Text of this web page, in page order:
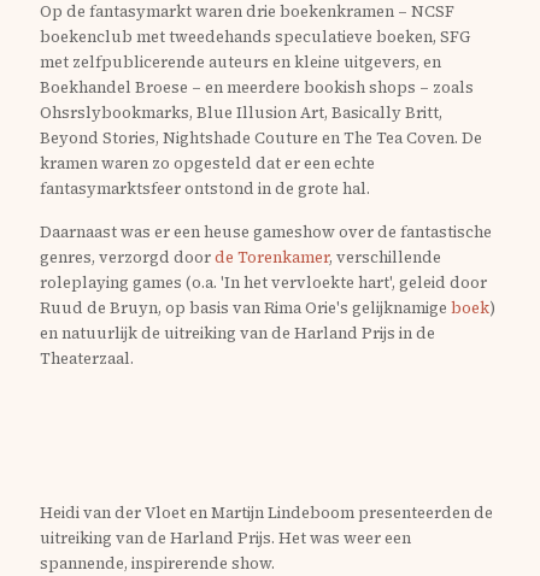
Op de fantasymarkt waren drie boekenkramen – NCSF
boekenclub met tweedehands speculatieve boeken, SFG
met zelfpublicerende auteurs en kleine uitgevers, en
Boekhandel Broese – en meerdere bookish shops – zoals
Ohsrslybookmarks, Blue Illusion Art, Basically Britt,
Beyond Stories, Nightshade Couture en The Tea Coven. De
kramen waren zo opgesteld dat er een echte
fantasymarktsfeer ontstond in de grote hal.
Daarnaast was er een heuse gameshow over de fantastische
genres, verzorgd doorde Torenkamer, verschillende
roleplaying games (o.a. 'In het vervloekte hart', geleid door
Ruud de Bruyn, op basis van Rima Orie's gelijknamige boek)
en natuurlijk de uitreiking van de Harland Prijs in de
Theaterzaal.
Heidi van der Vloet en Martijn Lindeboom presenteerden de
uitreiking van de Harland Prijs. Het was weer een
spannende, inspirerende show.